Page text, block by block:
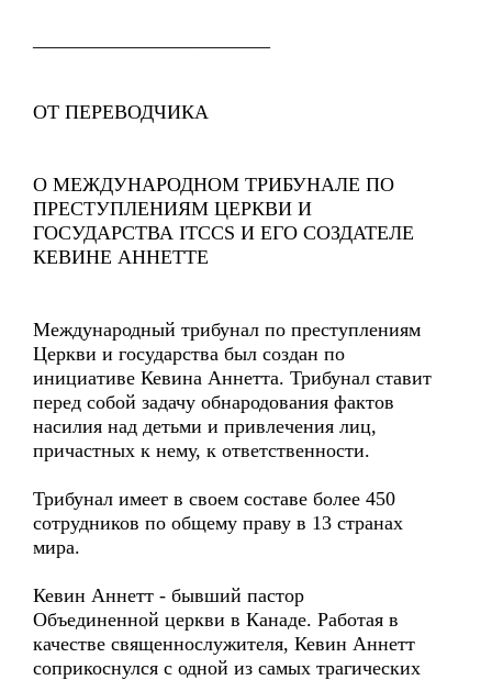
ОТ ПЕРЕВОДЧИКА
О МЕЖДУНАРОДНОМ ТРИБУНАЛЕ ПО
ПРЕСТУПЛЕНИЯМ ЦЕРКВИ И
ГОСУДАРСТВА ITCCS И ЕГО СОЗДАТЕЛЕ
КЕВИНЕ АННЕТТЕ
Международный трибунал по преступлениям
Церкви и государства был создан по
инициативе Кевина Аннетта. Трибунал ставит
перед собой задачу обнародования фактов
насилия над детьми и привлечения лиц,
причастных к нему, к ответственности.
Трибунал имеет в своем составе более 450
сотрудников по общему праву в 13 странах
мира.
Кевин Аннетт - бывший пастор
Объединенной церкви в Канаде. Работая в
качестве священнослужителя, Кевин Аннетт
соприкоснулся с одной из самых трагических